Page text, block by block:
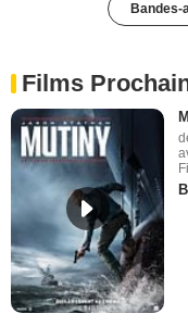
Bandes-
Films